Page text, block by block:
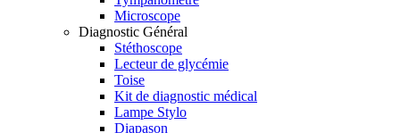
Microscope
Diagnostic Général
Stéthoscope
Lecteur de glycémie
Toise
Kit de diagnostic médical
Lampe Stylo
Diapason